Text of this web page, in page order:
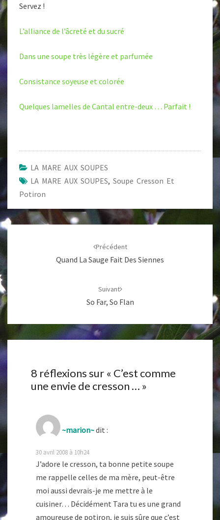
Servez !
L’alliance de l’âcreté et du sucré
Dans une soupe très légère et parfumée
Consistance soyeuse et colorée
Quelques lamelles de Cantal entre-deux … Parfait !
LA MARE AUX SOUPES
LA MARE AUX SOUPES, Soupe Cresson Et
Potiron
Navigation
d'article
Précédent
Quand La Sauge Fait Des Siennes
Suivant
So Far, So Flan
8 réflexions sur « C’est comme
une envie de cresson … »
~marion~dit :
30 avril 2008 à 10h24
J’adore le cresson, ta bonne petite soupe
me rappelle celles de ma mère, peut-être
moi aussi devrais-je me mettre à le
cuisiner… Décidément Tara tu es une grand
amoureuse de potiron, je suis sûre que c’est